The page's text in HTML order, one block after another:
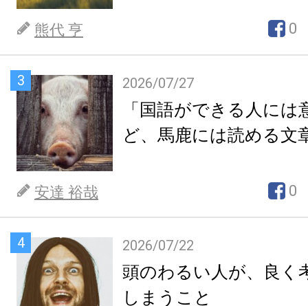
熊代 亨 0
3 2026/07/27
「国語ができる人には
ど、馬鹿には読める文
安達 裕哉 0
4 2026/07/22
頭のわるい人が、良く
しまうこと